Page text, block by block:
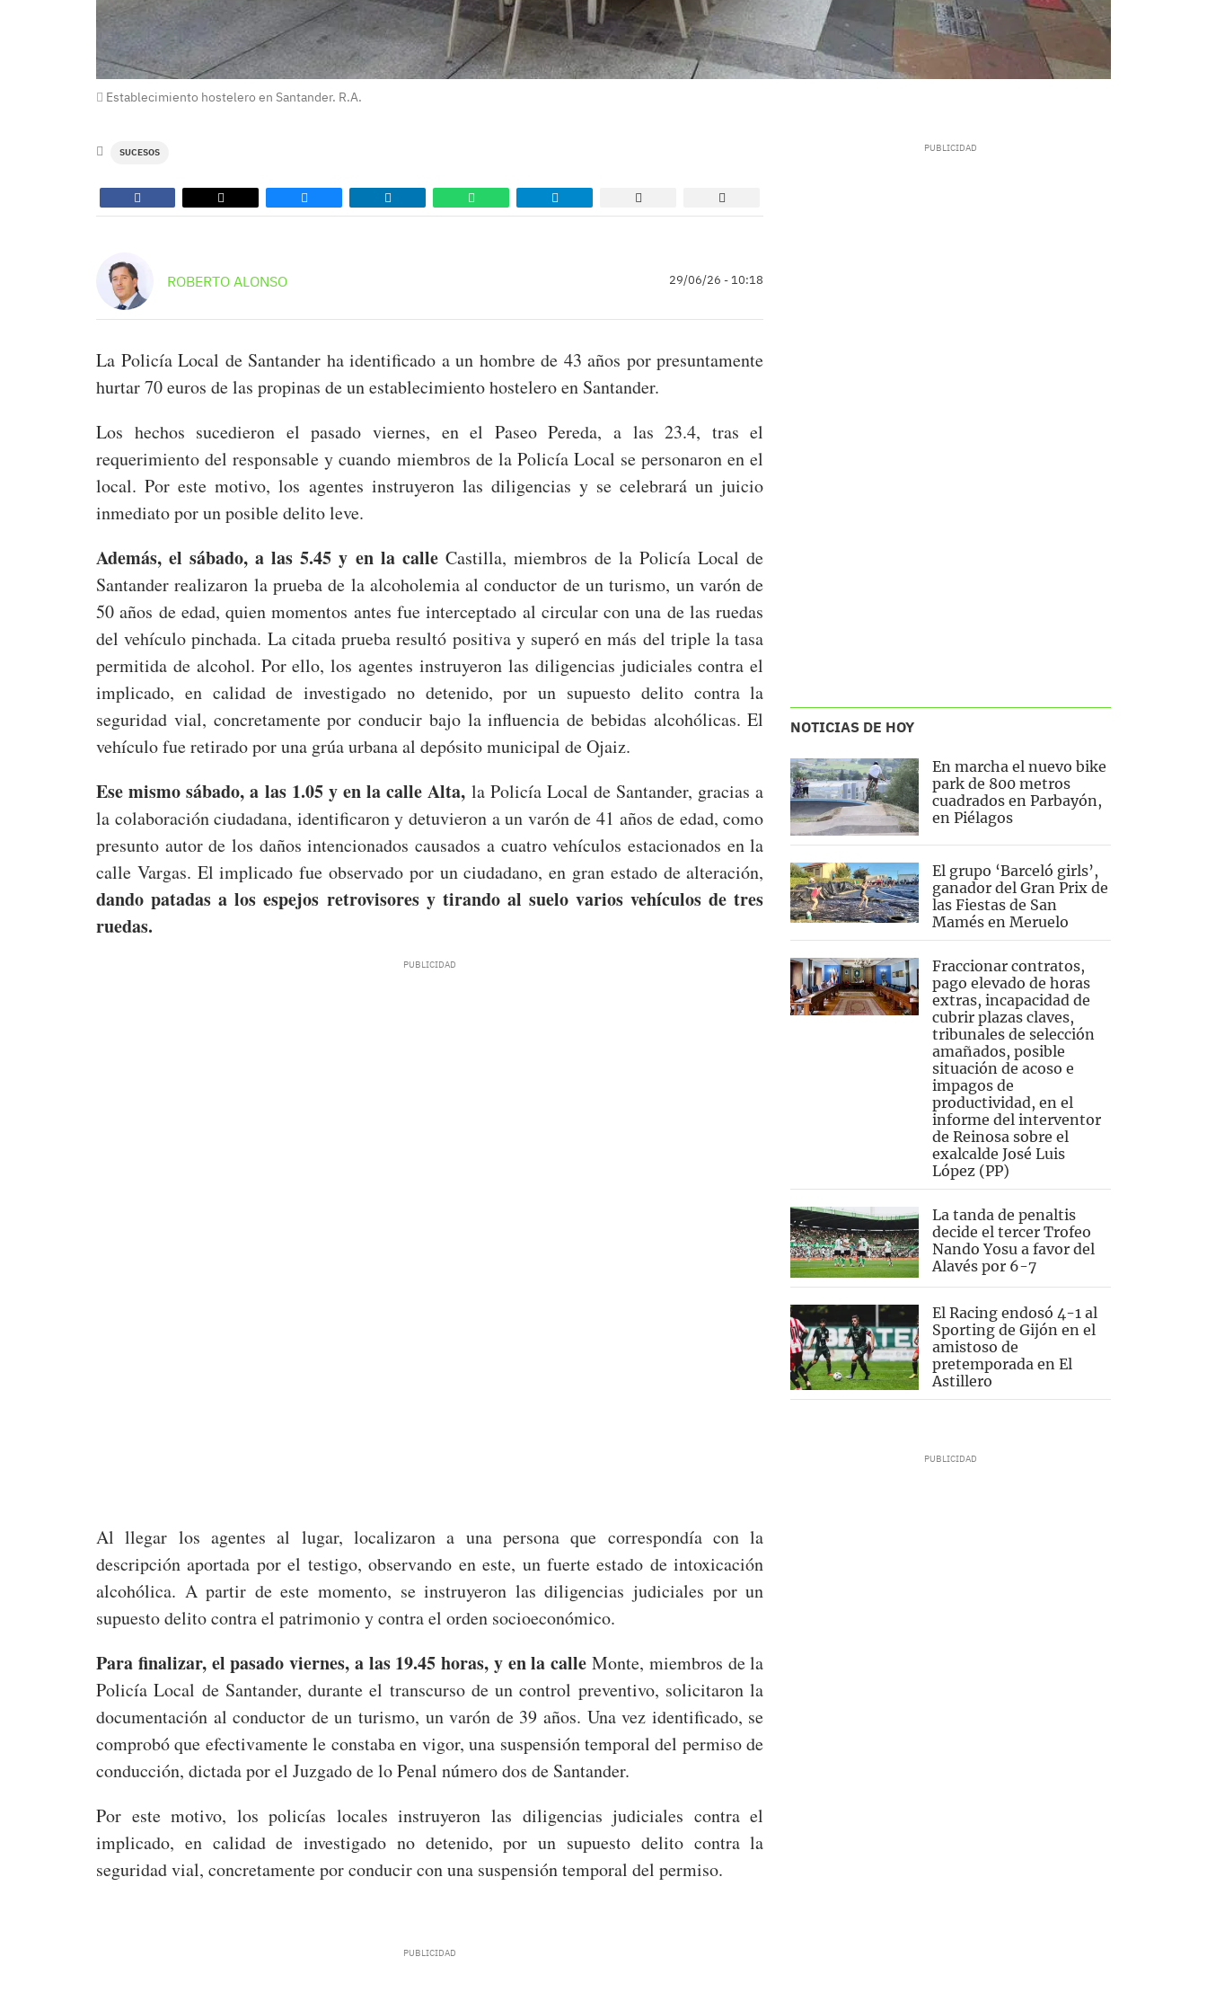
Establecimiento hostelero en Santander. R.A.
SUCESOS
ROBERTO ALONSO 29/06/26 - 10:18
La Policía Local de Santander ha identificado a un hombre de 43 años por presuntamente
hurtar 70 euros de las propinas de un establecimiento hostelero en Santander.
Los hechos sucedieron el pasado viernes, en el Paseo Pereda, a las 23.4, tras el
requerimiento del responsable y cuando miembros de la Policía Local se personaron en el
local. Por este motivo, los agentes instruyeron las diligencias y se celebrará un juicio
inmediato por un posible delito leve.
Además, el sábado, a las 5.45 y en la calleCastilla, miembros de la Policía Local de
Santander realizaron la prueba de la alcoholemia al conductor de un turismo, un varón de
50 años de edad, quien momentos antes fue interceptado al circular con una de las ruedas
del vehículo pinchada. La citada prueba resultó positiva y superó en más del triple la tasa
permitida de alcohol. Por ello, los agentes instruyeron las diligencias judiciales contra el
implicado, en calidad de investigado no detenido, por un supuesto delito contra la
seguridad vial, concretamente por conducir bajo la influencia de bebidas alcohólicas. El
vehículo fue retirado por una grúa urbana al depósito municipal de Ojaiz.
Ese mismo sábado, a las 1.05 y en la calle Alta, la Policía Local de Santander, gracias a
la colaboración ciudadana, identificaron y detuvieron a un varón de 41 años de edad, como
presunto autor de los daños intencionados causados a cuatro vehículos estacionados en la
calle Vargas. El implicado fue observado por un ciudadano, en gran estado de alteración,
dando patadas a los espejos retrovisores y tirando al suelo varios vehículos de tres
ruedas.
Al llegar los agentes al lugar, localizaron a una persona que correspondía con la
descripción aportada por el testigo, observando en este, un fuerte estado de intoxicación
alcohólica. A partir de este momento, se instruyeron las diligencias judiciales por un
supuesto delito contra el patrimonio y contra el orden socioeconómico.
Para finalizar, el pasado viernes, a las 19.45 horas, y en la calle Monte, miembros de la
Policía Local de Santander, durante el transcurso de un control preventivo, solicitaron la
documentación al conductor de un turismo, un varón de 39 años. Una vez identificado, se
comprobó que efectivamente le constaba en vigor, una suspensión temporal del permiso de
conducción, dictada por el Juzgado de lo Penal número dos de Santander.
Por este motivo, los policías locales instruyeron las diligencias judiciales contra el
implicado, en calidad de investigado no detenido, por un supuesto delito contra la
seguridad vial, concretamente por conducir con una suspensión temporal del permiso.
NOTICIAS DE HOY
En marcha el nuevo bike
park de 800 metros
cuadrados en Parbayón,
en Piélagos
El grupo ‘Barceló girls’,
ganador del Gran Prix de
las Fiestas de San
Mamés en Meruelo
Fraccionar contratos,
pago elevado de horas
extras, incapacidad de
cubrir plazas claves,
tribunales de selección
amañados, posible
situación de acoso e
impagos de
productividad, en el
informe del interventor
de Reinosa sobre el
exalcalde José Luis
López (PP)
La tanda de penaltis
decide el tercer Trofeo
Nando Yosu a favor del
Alavés por 6-7
El Racing endosó 4-1 al
Sporting de Gijón en el
amistoso de
pretemporada en El
Astillero